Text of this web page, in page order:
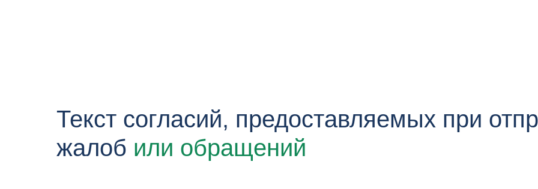
Текст согласий, предоставляемых при
жалоб или обращений